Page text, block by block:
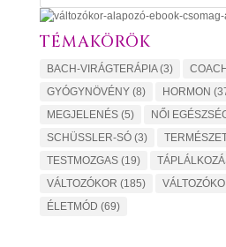
TÉMAKÖRÖK
BACH-VIRÁGTERÁPIA(3)
GYÓGYNÖVÉNY(8) HORMON
MEGJELENÉS(5) NŐI
SCHÜSSLER-SÓ(3)
TESTMOZGAS(19)
VÁLTOZÓKOR (185)
ÉLETMÓD (69)